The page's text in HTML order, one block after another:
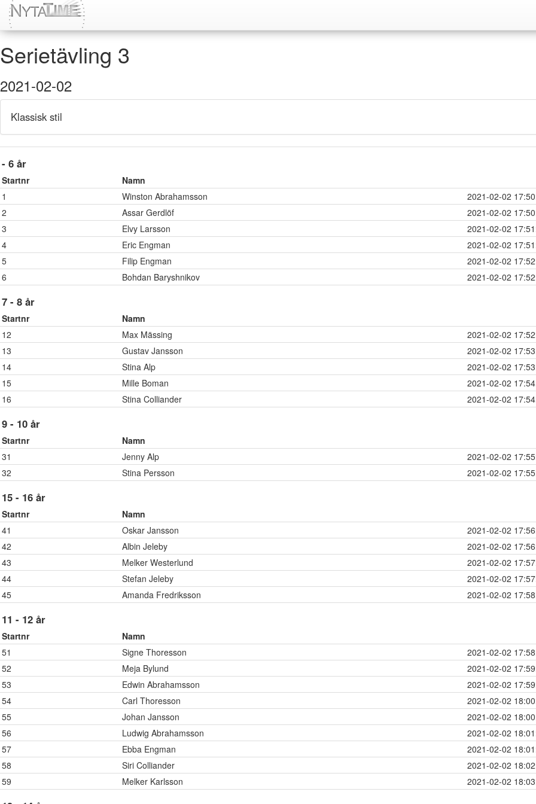
Serietävling 3
2021-02-02
Klassisk stil
- 6 år
Startnr
Namn
1
Winston Abrahamsson
2021-02-02
2
Assar Gerdlöf
2021-02-02
3
Elvy Larsson
2021-02-02
4
Eric Engman
2021-02-02
5
Filip Engman
2021-02-02
6
Bohdan Baryshnikov 2021-02-02
7 - 8 år
Startnr
Namn
12
Max Mässing
2021-02-02
13
Gustav Jansson
2021-02-02
14
Stina Alp
2021-02-02
15
Mille Boman
2021-02-02
16
Stina Colliander 2021-02-02
9 - 10 år
Startnr
Namn
31
Jenny Alp
2021-02-02
32
Stina Persson 2021-02-02
15 - 16 år
Startnr
Namn
41
Oskar Jansson
2021-02-02
42
Albin Jeleby
2021-02-02
43
Melker Westerlund
2021-02-02
44
Stefan Jeleby
2021-02-02
45
Amanda Fredriksson 2021-02-02
11 - 12 år
Startnr
Namn
51
Signe Thoresson
2021-02-02
52
Meja Bylund
2021-02-02
53
Edwin Abrahamsson
2021-02-02
54
Carl Thoresson
2021-02-02
55
Johan Jansson
2021-02-02
56
Ludwig Abrahamsson
2021-02-02
57
Ebba Engman
2021-02-02
58
Siri Colliander
2021-02-02
59
Melker Karlsson 2021-02-02